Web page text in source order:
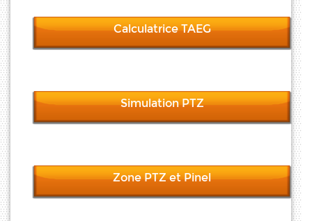
Calculatrice TAEG
Simulation PTZ
Zone PTZ et Pinel